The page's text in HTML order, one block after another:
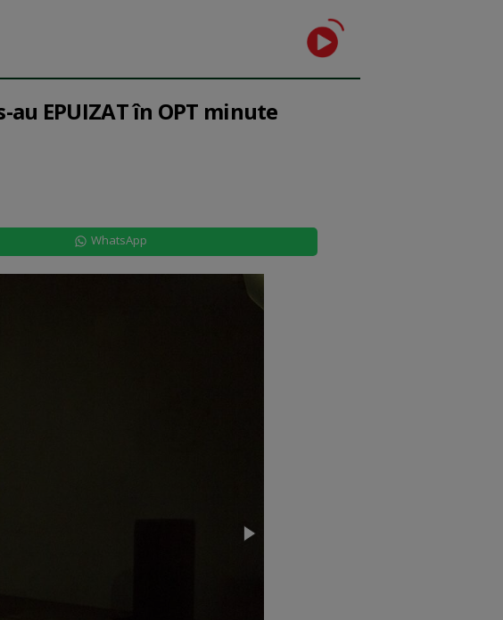
EPUIZAT în OPT minute
WhatsApp